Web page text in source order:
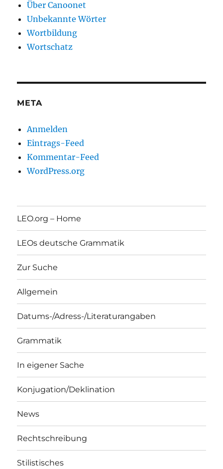
Über Canoonet
Unbekannte Wörter
Wortbildung
Wortschatz
META
Anmelden
Eintrags-Feed
Kommentar-Feed
WordPress.org
LEO.org – Home
LEOs deutsche Grammatik
Zur Suche
Allgemein
Datums-/Adress-/Literaturangaben
Grammatik
In eigener Sache
Konjugation/Deklination
News
Rechtschreibung
Stilistisches